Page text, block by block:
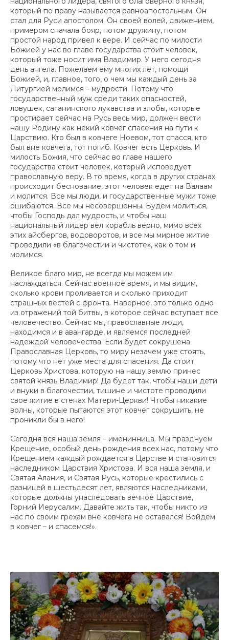
который по праву называется равноапостольным. Он
стал для Руси апостолом. Он своей волей, движением,
примером сначала бояр, потом дружину, потом
простой народ привел к вере. И сейчас по милости
Божией у нас во главе государства стоит человек,
который тоже носит имя Владимир. У него сегодня
день ангела. Пожелаем ему многих лет, помощи
Божией, и, главное, того, о чем мы каждый день за
Литургией молимся – мудрости. Потому что
государственный муж среди таких опасностей,
ловушек, сатанинского лукавства и злобы, которые
простирает сейчас на Русь весь мир, должен вести
нашу Родину как некий ковчег спасения на пути к
Царствию. Кто был в ковчеге Ноевом, тот спасся, кто
был вне ковчега, тот погиб. Ковчег есть Церковь. И
милость Божия, что сейчас во главе нашего
государства стоит человек, который исповедует
православную веру. В то время, когда в других странах
происходит беснование, этот человек едет на Валаам
и молится. Все мы люди, и государственные мужи тоже
ошибаются. Все мы несовершенны. Будем молиться,
чтобы Господь дал мудрость, и чтобы наш
национальный лидер вел корабль верно, мимо всех
этих айсбергов, водоворотов, и все мы мирное житие
проводили «в благочестии и чистоте», как о том и
молимся.
Великое благо мир, не всегда мы можем им
наслаждаться. Сейчас военное время, и мы видим,
сколько крови проливается и сколько приходит
страшных вестей с фронта. Наверное, это только одно
из отражений той битвы, в которое сейчас вступает все
человечество. Сейчас мы, православные люди,
находимся и в авангарде, и являемся последней
надеждой человечества. Если будет сокрушена
Православная Церковь, то миру незачем уже стоять,
потому что нет уже места для спасения. Да стоит
Церковь Христова, которую на нашу землю принес
святой князь Владимир! Да будет так, чтобы наши дети
и внуки в благочестии, тишине и чистоте проводили
свое житие в стенах Матери-Церкви! Чтобы никакие
волны, которые пытаются этот ковчег сокрушить, не
проникли бы в него!
Сегодня вся наша земля – именинница. Мы празднуем
Крещение, особый день рождения всех нас, потому что
Крещением каждый рождается в Царстве и становится
наследником Царствия Христова. И вся наша земля, и
Святая Алания, и Святая Русь, которые крестились с
разницей в шестьдесят лет, являются наследниками,
которые должны унаследовать вечное Царствие,
Горний Иерусалим. Давайте жить так, чтобы никто из
нас по своим грехам вне ковчега не оставался! Войдем
в ковчег – и спасемся!».